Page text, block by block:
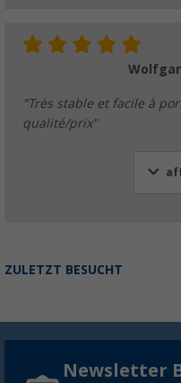
"Très stable et facile à
qualité/prix"
ZULETZT BESUCHT
Newsletter